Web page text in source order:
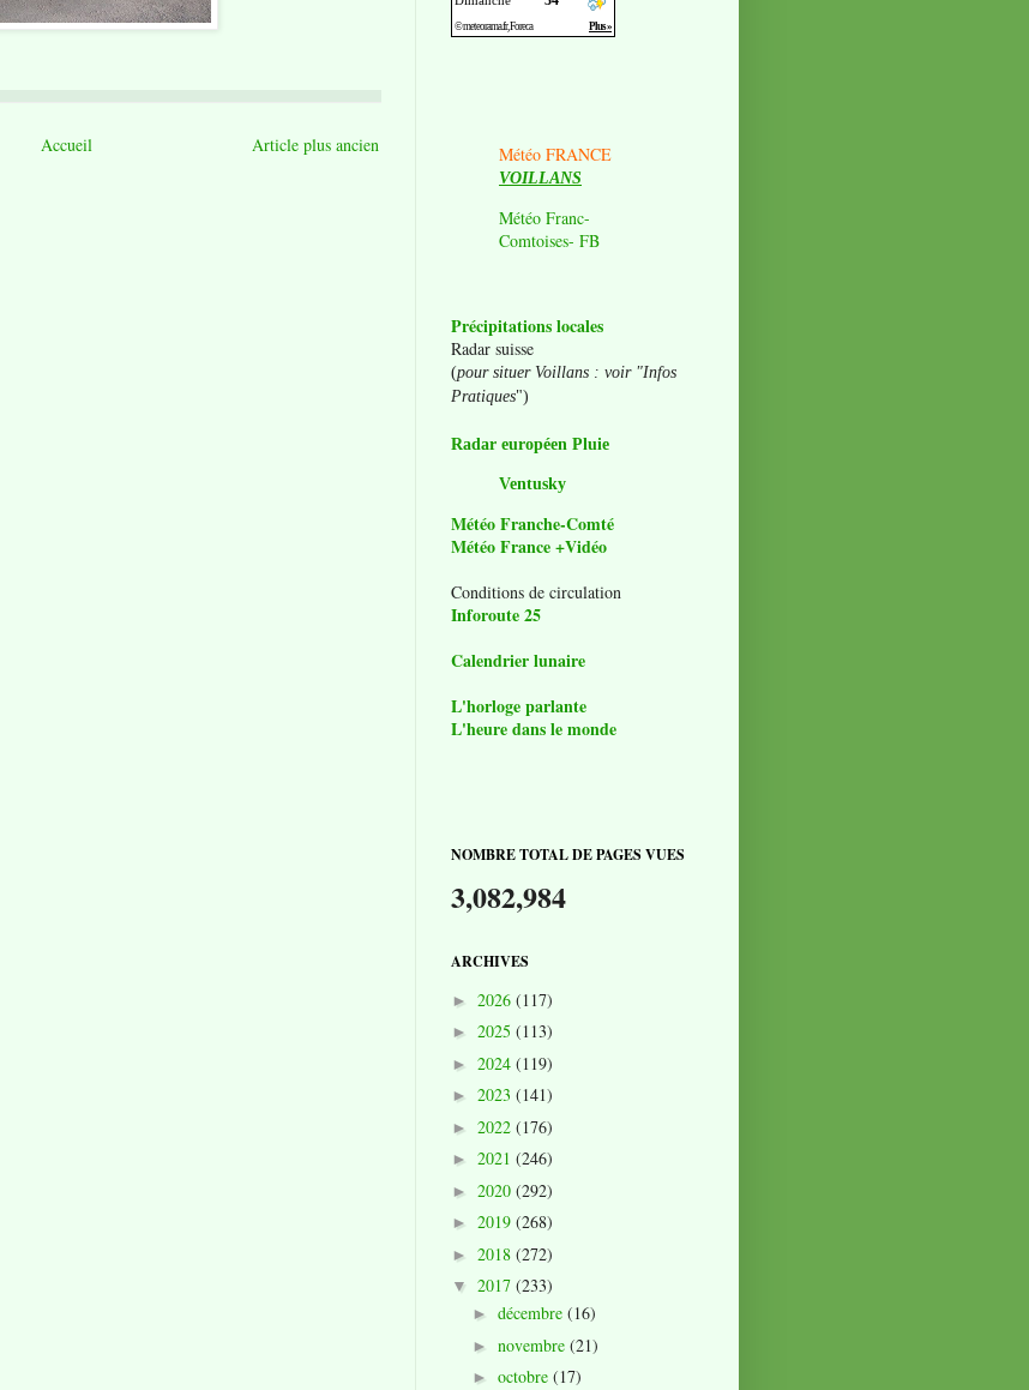
Article plus ancien
Accueil Météo FRANCE
VOILLANS
Météo Franc-
Comtoises- FB
Précipitations locales
Radar suisse
(pour situer Voillans : voir "Infos
Pratiques")
Radar européen Pluie
Ventusky
Météo Franche-Comté
Météo France +Vidéo
Conditions de circulation
Inforoute 25
Calendrier lunaire
L'horloge parlante
L'heure dans le monde
NOMBRE TOTAL DE PAGES VUES
3,082,984
ARCHIVES
► 2026 (117)
► 2025 (113)
► 2024 (119)
► 2023 (141)
► 2022 (176)
► 2021 (246)
► 2020 (292)
► 2019 (268)
► 2018 (272)
▼ 2017 (233)
► décembre (16)
► novembre (21)
► octobre (17)